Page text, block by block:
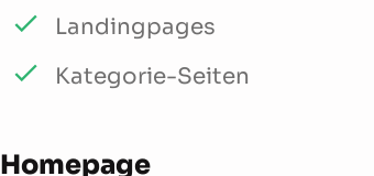
Landingpages
Kategorie-Seiten
Homepage